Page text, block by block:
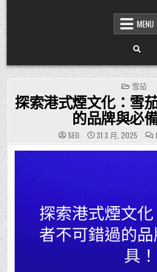
content
MENU
POSTED
IN
雪茄
探索港式煙文化：雪
的品牌與必
SEO 31 3 月, 2025